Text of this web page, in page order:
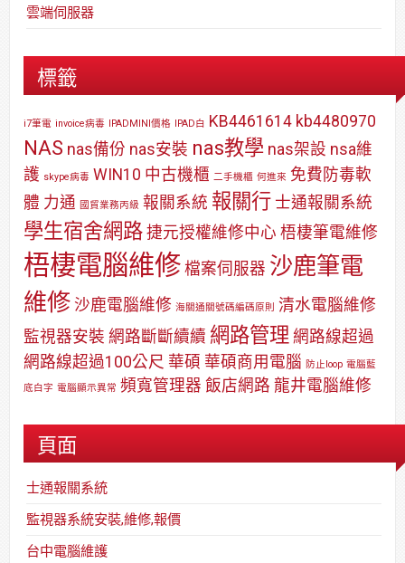
雲端伺服器
標籤
i7筆電 invoice病毒 IPADMINI價格 IPAD白 KB4461614 kb4480970
NAS nas備份 nas安裝 nas教學 nas架設 nsa維
護 skype病毒 WIN10 中古機櫃 二手機櫃 何進來 免費防毒軟
體 力通 國貿業務丙級 報關系統 報關行 士通報關系統
學生宿舍網路 捷元授權維修中心 梧棲筆電維修
梧棲電腦維修 檔案伺服器 沙鹿筆電
維修 沙鹿電腦維修 海關通關號碼編碼原則 清水電腦維修
監視器安裝 網路斷斷續續 網路管理 網路線超過
網路線超過100公尺 華碩 華碩商用電腦 防止loop 電腦藍
底白字 電腦顯示異常 頻寬管理器 飯店網路 龍井電腦維修
頁面
士通報關系統
監視器系統安裝,維修,報價
台中電腦維護